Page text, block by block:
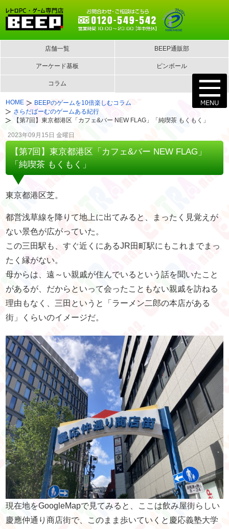
店舗一覧 BEEP通販部
アーケード基板 ピンボール
コラム
HOME
BEEPのゲームを10倍楽しむコラム
さらだばーむのゲームある紀行
【第7回】東京都港区「カフェ&バー NEW FLAG」「純喫茶 もくもく」
2023年09月15日 金曜日
【第7回】東京都港区「カフェ&バー NEW FLAG」
「純喫茶 もくもく」
東京都港区芝。
都営浅草線を降りて地上に出てみると、まったく見覚えが
ない景色が広がっていた。
この三田駅も、すぐ近くにあるJR田町駅にもこれまでまっ
たく縁がない。
母からは、遠～い親戚が住んでいるという話を聞いたこと
があるが、だからといって会ったこともない親戚を訪ねる
理由もなく、三田というと「ラーメン二郎の本店がある
街」くらいのイメージだ。
現在地をGoogleMapで見てみると、ここは飲み屋街らしい
慶應仲通り商店街で、このまま歩いていくと慶応義塾大学